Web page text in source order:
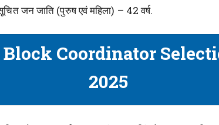
जन जाति (पुरुष एवं महिला) – 42 वर्ष.
Coordinator
2025